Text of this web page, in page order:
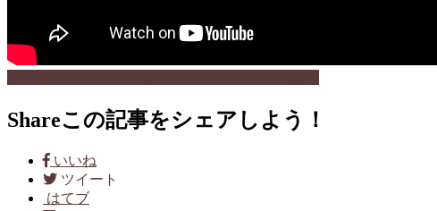
Shareこの記事をシェアしよう！
いいね
ツイート
はてブ